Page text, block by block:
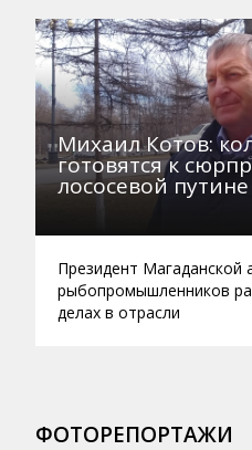
Михаил Котов:
готовятся к
лососевой путине
Президент Магаданской
рыбопромышленников
делах в отрасли
ФОТОРЕПОРТАЖИ